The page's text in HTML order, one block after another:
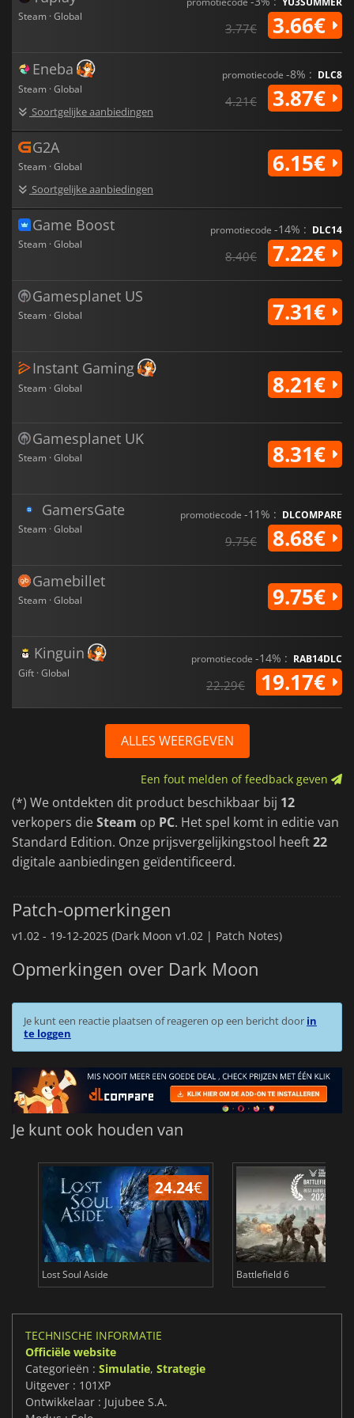
Steam · Global
3.77€ 3.66€
Eneba
Steam · Global
Soortgelijke aanbiedingen
promotiecode -8% : DLC8
4.21€ 3.87€
G2A
Steam · Global
Soortgelijke aanbiedingen
6.15€
Game Boost
Steam · Global
promotiecode -14% : DLC14
8.40€ 7.22€
Gamesplanet US
Steam · Global 7.31€
Instant Gaming
Steam · Global 8.21€
Gamesplanet UK
Steam · Global 8.31€
GamersGate
Steam · Global
promotiecode -11% : DLCOMPARE
9.75€ 8.68€
Gamebillet
Steam · Global 9.75€
Kinguin
Gift · Global
promotiecode -14% : RAB14DLC
22.29€ 19.17€
ALLES WEERGEVEN
Een fout melden of feedback geven
(*) We ontdekten dit product beschikbaar bij 12
verkopers dieSteam op PC. Het spel komt in editie van
Standard Edition. Onze prijsvergelijkingstool heeft22
digitale aanbiedingen geïdentificeerd.
Patch-opmerkingen
v1.02 - 19-12-2025 (Dark Moon v1.02 | Patch Notes)
Opmerkingen over Dark Moon
Je kunt een reactie plaatsen of reageren op een bericht door in
te loggen
Je kunt ook houden van
24.24€
Lost Soul Aside Battlefield 6
TECHNISCHE INFORMATIE
Officiële website
Categorieën : Simulatie, Strategie
Uitgever : 101XP
Ontwikkelaar : Jujubee S.A.